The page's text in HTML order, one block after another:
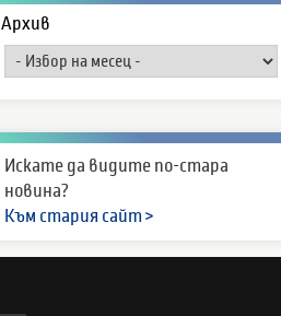
Архив
Искате да видите по-стара
новина?
Към стария сайт >